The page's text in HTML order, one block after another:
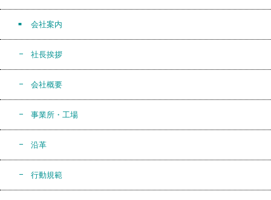
会社案内
社長挨拶
会社概要
事業所・工場
沿革
行動規範